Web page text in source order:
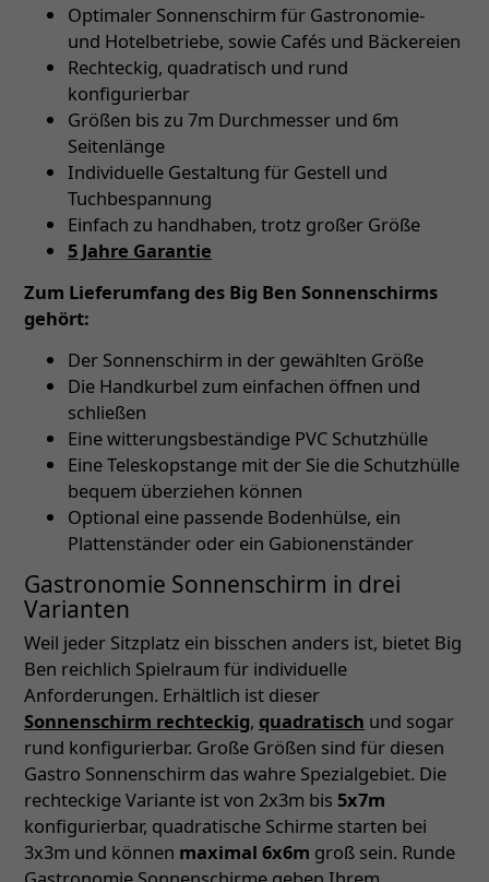
Optimaler Sonnenschirm für Gastronomie-
und Hotelbetriebe, sowie Cafés und Bäckereien
Rechteckig, quadratisch und rund
konfigurierbar
Größen bis zu 7m Durchmesser und 6m
Seitenlänge
Individuelle Gestaltung für Gestell und
Tuchbespannung
Einfach zu handhaben, trotz großer Größe
5 Jahre Garantie
Zum Lieferumfang des Big Ben Sonnenschirms
gehört:
Der Sonnenschirm in der gewählten Größe
Die Handkurbel zum einfachen öffnen und
schließen
Eine witterungsbeständige PVC Schutzhülle
Eine Teleskopstange mit der Sie die Schutzhülle
bequem überziehen können
Optional eine passende Bodenhülse, ein
Plattenständer oder ein Gabionenständer
Gastronomie Sonnenschirm in drei
Varianten
Weil jeder Sitzplatz ein bisschen anders ist, bietet Big
Ben reichlich Spielraum für individuelle
Anforderungen. Erhältlich ist dieser
Sonnenschirm rechteckig, quadratisch und sogar
rund konfigurierbar. Große Größen sind für diesen
Gastro Sonnenschirm das wahre Spezialgebiet. Die
rechteckige Variante ist von 2x3m bis 5x7m
konfigurierbar, quadratische Schirme starten bei
3x3m und können maximal 6x6m groß sein. Runde